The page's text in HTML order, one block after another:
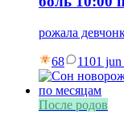
рожала
68 1101 jun
После родов